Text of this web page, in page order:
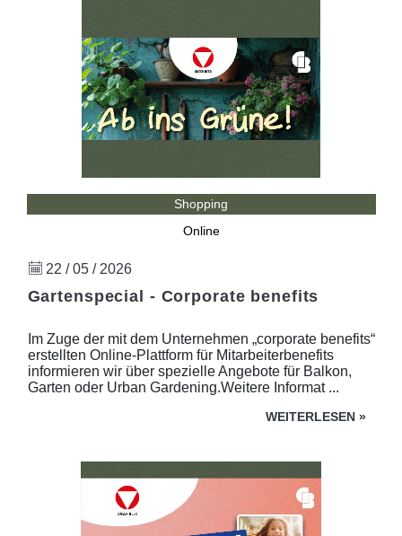
Shopping
Online
22 / 05 / 2026
Gartenspecial - Corporate benefits
Im Zuge der mit dem Unternehmen „corporate benefits“
erstellten Online-Plattform für Mitarbeiterbenefits
informieren wir über spezielle Angebote für Balkon,
Garten oder Urban Gardening.Weitere Informat ...
WEITERLESEN »